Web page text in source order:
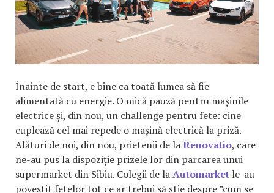
Înainte de start, e bine ca toată lumea să fie
alimentată cu energie. O mică pauză pentru mașinile
electrice și, din nou, un challenge pentru fete: cine
cuplează cel mai repede o mașină electrică la priză.
Alături de noi, din nou, prietenii de laRenovatio, care
ne-au pus la dispoziție prizele lor din parcarea unui
supermarket din Sibiu. Colegii de laAutomarket le-au
povestit fetelor tot ce ar trebui să știe despre ”cum se